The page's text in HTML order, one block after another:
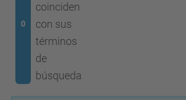
0
coinciden
con sus
términos
de
búsqueda